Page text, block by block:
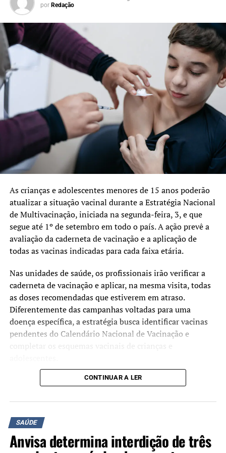
por Redação
As crianças e adolescentes menores de 15 anos poderão
atualizar a situação vacinal durante a Estratégia Nacional
de Multivacinação, iniciada na segunda-feira, 3, e que
segue até 1º de setembro em todo o país. A ação prevê a
avaliação da caderneta de vacinação e a aplicação de
todas as vacinas indicadas para cada faixa etária.
Nas unidades de saúde, os profissionais irão verificar a
caderneta de vacinação e aplicar, na mesma visita, todas
as doses recomendadas que estiverem em atraso.
Diferentemente das campanhas voltadas para uma
doença específica, a estratégia busca identificar vacinas
pendentes do Calendário Nacional de Vacinação e
completar os esquemas vacinais de crianças e
Segundo o Ministério da Saúde, a mobilização tem como
acesso às vacinas oferecidas gratuitamente pelo Sistema
Único de Saúde (SUS). A atualização da caderneta
contribui para a prevenção de doenças imunopreveníveis
e fortalece a proteção coletiva da população.
CONTINUAR A LER
SAÚDE
Anvisa determina interdição de três